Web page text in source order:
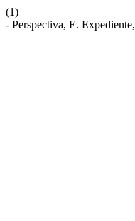
(1)
- Perspectiva, E.